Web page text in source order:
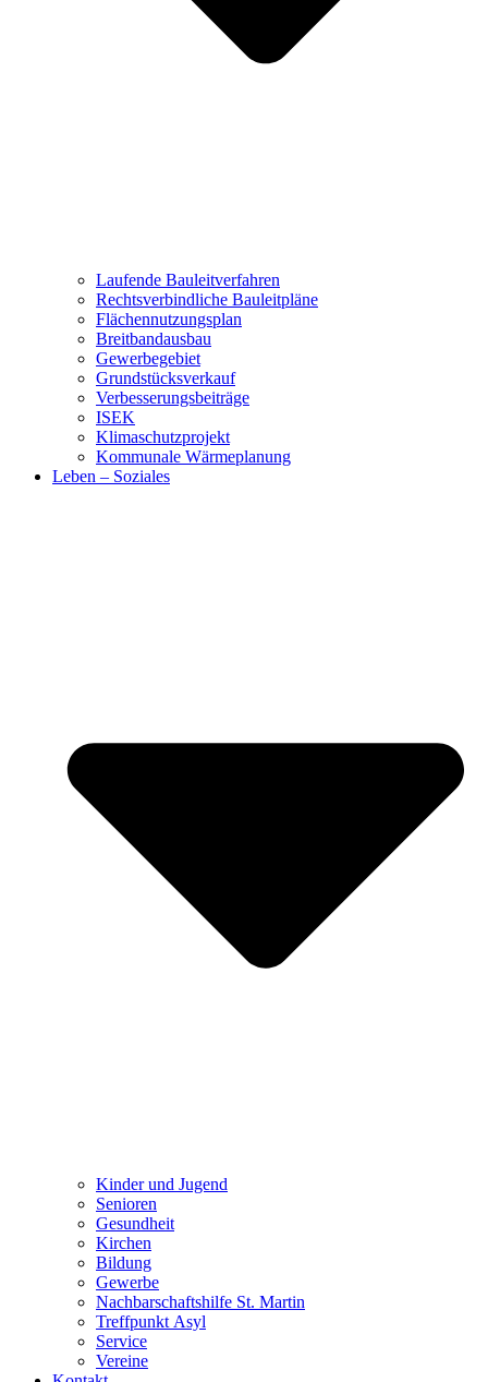
Laufende Bauleitverfahren
Rechtsverbindliche Bauleitpläne
Flächennutzungsplan
Breitbandausbau
Gewerbegebiet
Grundstücksverkauf
Verbesserungsbeiträge
ISEK
Klimaschutzprojekt
Kommunale Wärmeplanung
Leben – Soziales
Kinder und Jugend
Senioren
Gesundheit
Kirchen
Bildung
Gewerbe
Nachbarschaftshilfe St. Martin
Treffpunkt Asyl
Service
Vereine